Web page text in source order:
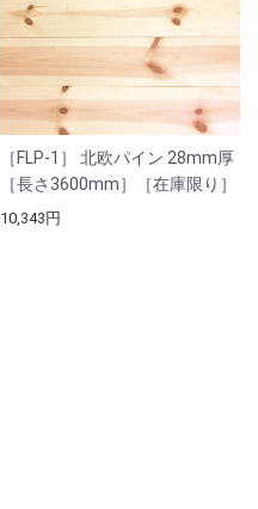
［FLP-1］ 北欧パイン 28mm厚
［長さ3600mm］［在庫限り］
10,343円